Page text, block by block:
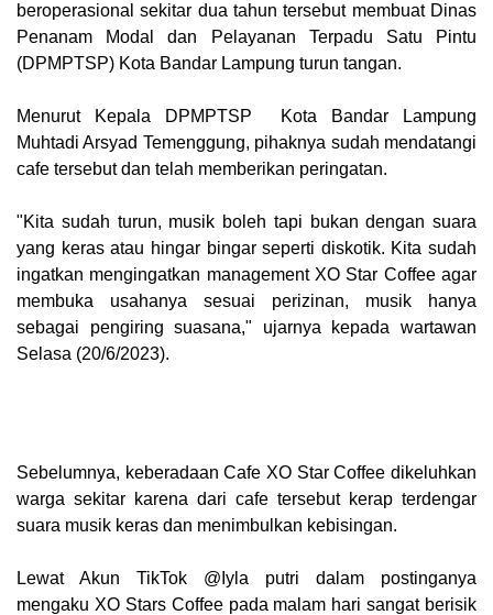
beroperasional sekitar dua tahun tersebut membuat Dinas
Penanam Modal dan Pelayanan Terpadu Satu Pintu
(DPMPTSP) Kota Bandar Lampung turun tangan.
Menurut Kepala DPMPTSP Kota Bandar Lampung
Muhtadi Arsyad Temenggung, pihaknya sudah mendatangi
cafe tersebut dan telah memberikan peringatan.
"Kita sudah turun, musik boleh tapi bukan dengan suara
yang keras atau hingar bingar seperti diskotik. Kita sudah
ingatkan mengingatkan management XO Star Coffee agar
membuka usahanya sesuai perizinan, musik hanya
sebagai pengiring suasana," ujarnya kepada wartawan
Selasa (20/6/2023).
Sebelumnya, keberadaan Cafe XO Star Coffee dikeluhkan
warga sekitar karena dari cafe tersebut kerap terdengar
suara musik keras dan menimbulkan kebisingan.
Lewat Akun TikTok @Iyla putri dalam postinganya
mengaku XO Stars Coffee pada malam hari sangat berisik